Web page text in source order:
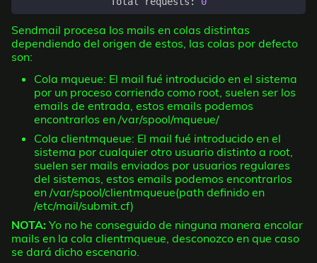
Sendmail procesa los mails en colas distintas
dependiendo del origen de estos, las colas por defecto
son:
Cola mqueue: El mail fué introducido en el sistema
por un proceso corriendo como root, suelen ser los
emails de entrada, estos emails podemos
encontrarlos en /var/spool/mqueue/
Cola clientmqueue: El mail fué introducido en el
sistema por cualquier otro usuario distinto a root,
suelen ser mails enviados por usuarios regulares
del sistemas, estos emails podemos encontrarlos
en /var/spool/clientmqueue(path definido en
/etc/mail/submit.cf)
NOTA: Yo no he conseguido de ninguna manera encolar
mails en la cola clientmqueue, desconozco en que caso
se dará dicho escenario.